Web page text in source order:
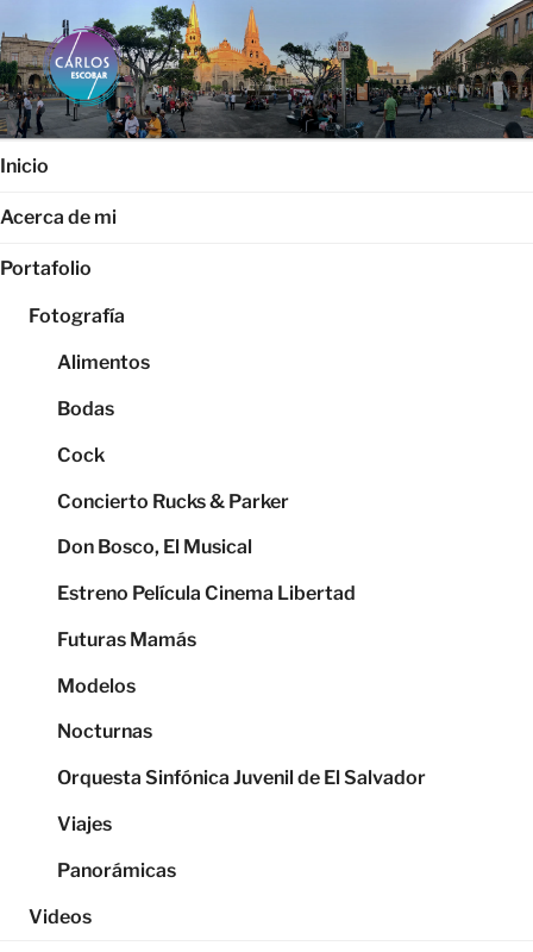
al
contenido
CARLOS ESCOBAR
Página web oficial del fotógrafo, locutor y productor audiovisual
Carlos Escobar
Inicio
Acerca de mi
Portafolio
Fotografía
Alimentos
Bodas
Cock
Concierto Rucks & Parker
Don Bosco, El Musical
Estreno Película Cinema Libertad
Futuras Mamás
Modelos
Nocturnas
Orquesta Sinfónica Juvenil de El Salvador
Viajes
Panorámicas
Videos